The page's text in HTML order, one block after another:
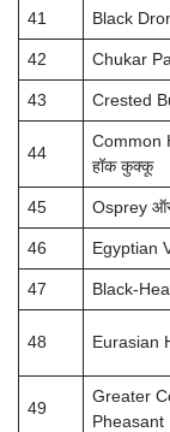
41 Black
42 Chukar
43 Crested
44
Common
हॉक कुक्कू
45 Osprey
46 Egyptian
47 Black-
48 Eurasian
49
Greater
Pheasant